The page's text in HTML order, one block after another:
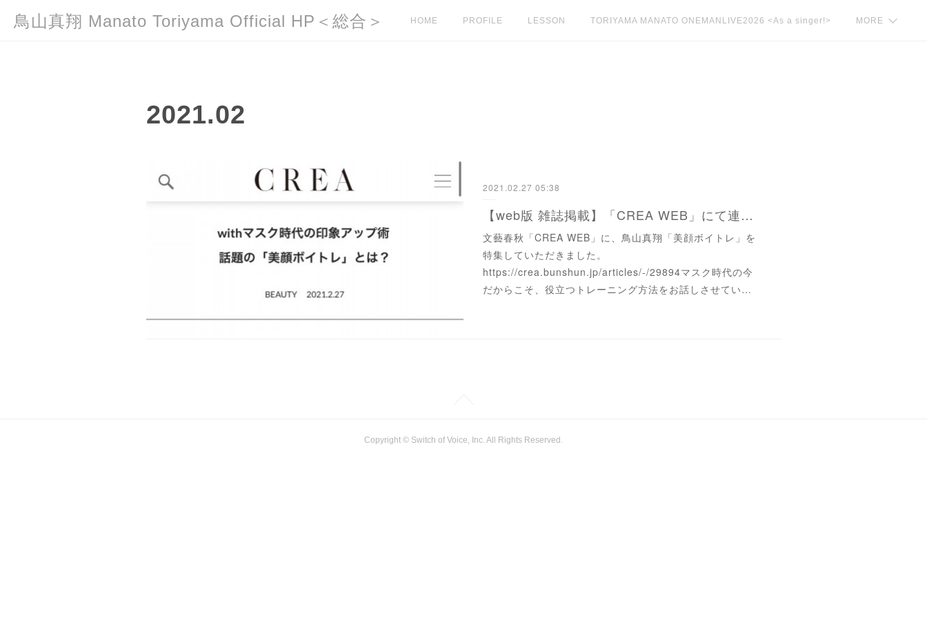
鳥山真翔 Manato Toriyama Official HP＜総合＞ HOME PROFILE LESSON TORIYAMA MANATO ONEMANLIVE2026 <As a singer!> MORE
2021.02
2021.02.27 05:38
【web版 雑誌掲載】「CREA WEB」にて連載がスタートしました。
文藝春秋「CREA WEB」に、鳥山真翔「美顔ボイトレ」を
特集していただきました。
https://crea.bunshun.jp/articles/-/29894マスク時代の今
だからこそ、役立つトレーニング方法をお話しさせてい…
Copyright © Switch of Voice, Inc. All Rights Reserved.